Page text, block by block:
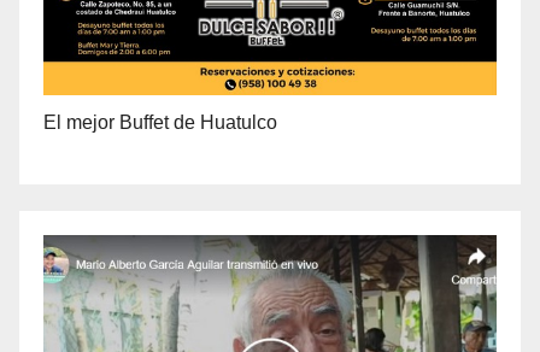
El mejor Buffet de Huatulco